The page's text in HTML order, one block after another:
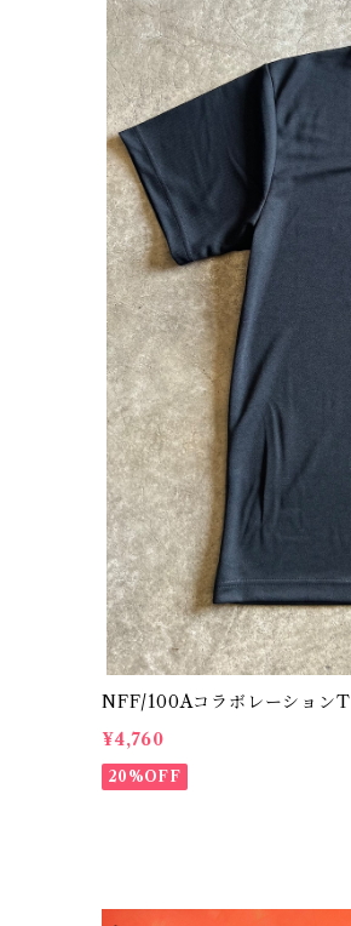
NFF/100AコラボレーションT
¥4,760
20%OFF